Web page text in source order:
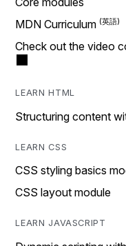
MDN Curriculum
Check out the video
LEARN HTML
Structuring content
LEARN CSS
CSS styling basics
CSS layout module
LEARN JAVASCRIPT